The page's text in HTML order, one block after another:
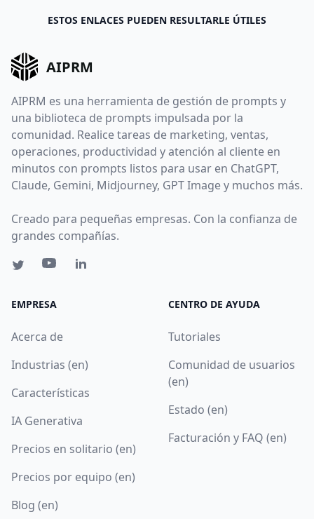
ESTOS ENLACES PUEDEN RESULTARLE ÚTILES
AIPRM
AIPRM es una herramienta de gestión de prompts y
una biblioteca de prompts impulsada por la
comunidad. Realice tareas de marketing, ventas,
operaciones, productividad y atención al cliente en
minutos con prompts listos para usar en ChatGPT,
Claude, Gemini, Midjourney, GPT Image y muchos más.
Creado para pequeñas empresas. Con la confianza de
grandes compañías.
EMPRESA
Acerca de
Industrias (en)
Características
IA Generativa
Precios en solitario (en)
Precios por equipo (en)
Blog (en)
CENTRO DE AYUDA
Tutoriales
Comunidad de usuarios
(en)
Estado (en)
Facturación y FAQ (en)